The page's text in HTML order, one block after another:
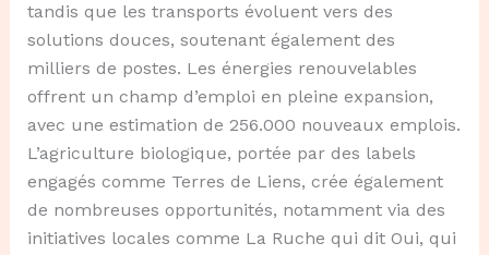
tandis que les transports évoluent vers des
solutions douces, soutenant également des
milliers de postes. Les énergies renouvelables
offrent un champ d’emploi en pleine expansion,
avec une estimation de 256.000 nouveaux emplois.
L’agriculture biologique, portée par des labels
engagés comme Terres de Liens, crée également
de nombreuses opportunités, notamment via des
initiatives locales comme La Ruche qui dit Oui, qui